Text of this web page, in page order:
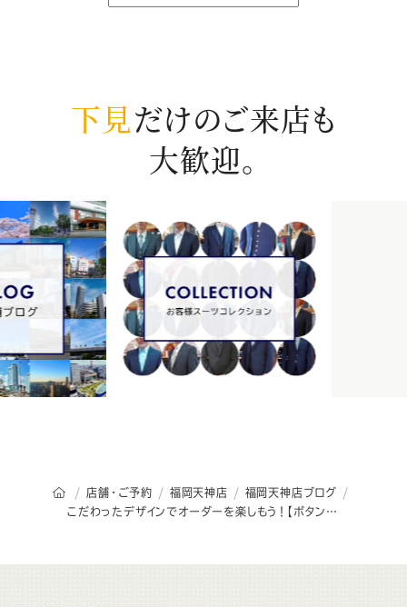
下見だけのご来店も
大歓迎。
オーダースーツSADAのトップページ
店舗・ご予約 福岡天神店
福岡天神店ブログ
こだわったデザインでオーダーを楽しもう！【ボタン編】